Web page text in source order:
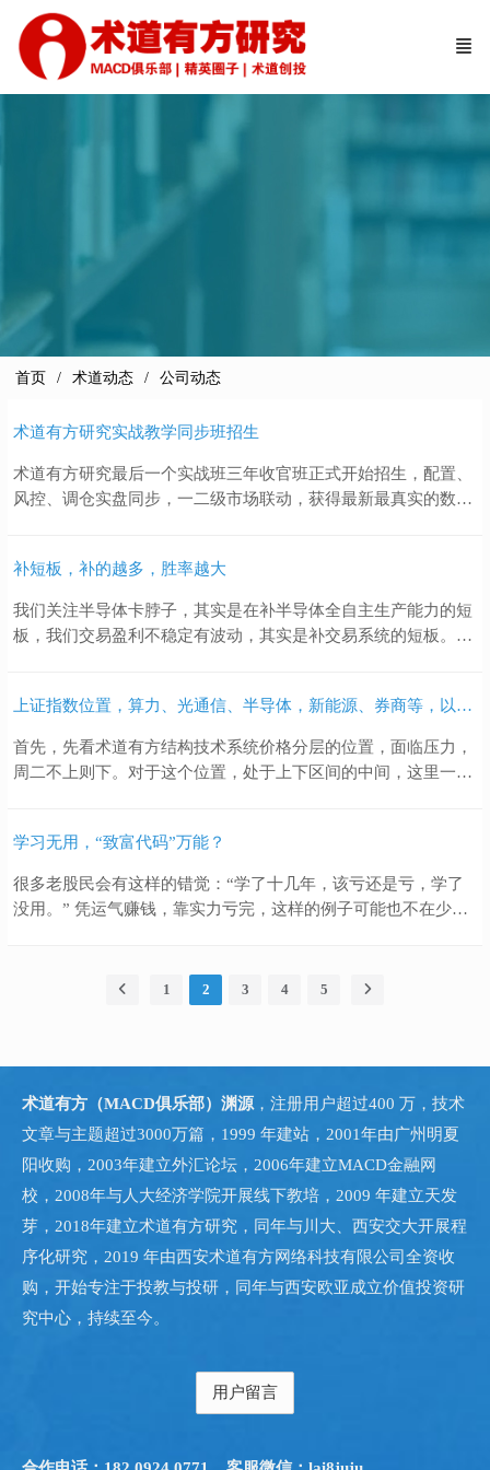
首页 术道动态 公司动态
术道有方研究实战教学同步班招生
术道有方研究最后一个实战班三年收官班正式开始招生，配置、
风控、调仓实盘同步，一二级市场联动，获得最新最真实的数据
板； 2、核心配置方向为确定性的科技硬件方向、AI应用硬件、
生物制造、健康方向，以及其他优秀公司； 3、配置思路偏向稳
健，激进操作可以进行仓位与配置调整； 4、根据术道有方判
断，未来三到五年最确定、弹性最大的赛道在科技硬件、高端制
预期来自于国家竞争、创新驱动，超算中心，自动驾驶，人形机
元公司的股票，大多来自科技硬件巨头，市场极度分化，规模性
消灭散户时代来临，就如文章中讲的，A股也开始嫌贫爱富；
与制造。 三年班今年学费优惠为29999元，12期免息。2027年恢
复原价4...
补短板，补的越多，胜率越大
我们关注半导体卡脖子，其实是在补半导体全自主生产能力的短
板，我们交易盈利不稳定有波动，其实是补交易系统的短板。短
来“不讨喜”，因为生涩干巴，以制度宏观为方向指引，挖掘超长
低估值机会为主，关注的方向也明确，未来科技+服务。但是术
道也有短板，即强势响应速度不足，这是我们要补的地方。现
过了光模块行情，一直看，一直等整理，就是不给你机会。这是
的止损，就不符合交易系统中所建仓条件，所以看了一路主力表
演。 时常检视自己的不足，改正修正提升是术道研究团队每月的
建仓，方向对，合理配置，有止损...
上证指数位置，算力、光通信、半导体，新能源、券商等，以及今日直播观点总结
首先，先看术道有方结构技术系统价格分层的位置，面临压力，
周二不上则下。对于这个位置，处于上下区间的中间，这里一般
荡整理为主，观点不变。 其次，关于推动行情的算力、光通信、
半导体，本身处于高位，得益于资本持续投入，产生预期，但是
AI泡沫或许已经产生，需要小心。 今天我们在直播中讲到AI泡
沫，AI引发的巨量资本投入，带来一定程度的工作效率提高，并
相比，还不成比例，前期投入的大量中低端算力、空置率普遍较
高。 AI建立在节省和替代劳动力的基础上，将省掉的劳动力成
源方向，由宁王带动的整体板块上涨，具备一定的持续性，是震
荡上行结构。目前新能源车是过剩的，所以在配置时也需...
学习无用，“致富代码”万能？
很多老股民会有这样的错觉：“学了十几年，该亏还是亏，学了
没用。” 凭运气赚钱，靠实力亏完，这样的例子可能也不在少
短线收益曲线稳定的高手有没有，有，是程序化。人工短线，在
A股上长期收益稳定的几乎没有见过。 大波段，长线，考验的是
不透，随波逐流，一直在追逐，而不能提前跟踪捕捉机会。但大
波段和长线，恰恰需要提前跟踪，才能捕捉到机会。 国际知名的
投资人，或有名的基金经理，一些成功的投资人，都是做自己研
究透的、熟悉的、能看明白逻辑的方向，不会全市场都做。金融
盖。对于普通股民，更没有能力来研究覆盖全市场。 对于术道有
方研究以前开设的基金班/投研班，也是基于这个逻辑...
1 2 3 4 5
术道有方（MACD俱乐部）渊源，注册用户超过400 万，技术
文章与主题超过3000万篇，1999 年建站，2001年由广州明夏
阳收购，2003年建立外汇论坛，2006年建立MACD金融网
校，2008年与人大经济学院开展线下教培，2009 年建立天发
芽，2018年建立术道有方研究，同年与川大、西安交大开展程
序化研究，2019 年由西安术道有方网络科技有限公司全资收
购，开始专注于投教与投研，同年与西安欧亚成立价值投资研
究中心，持续至今。
用户留言